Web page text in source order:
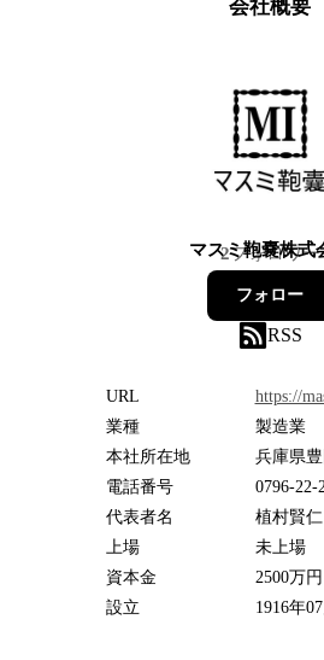
会社概要
マスミ鞄嚢株式
2フォロワー
フォロー
RSS
URL
https://
業種
製造業
本社所在地
兵庫県
電話番号
0796-22-
代表者名
植村賢仁
上場
未上場
資本金
2500万円
設立
1916年07